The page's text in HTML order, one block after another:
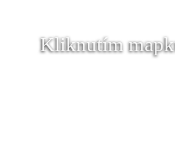
Kliknutím